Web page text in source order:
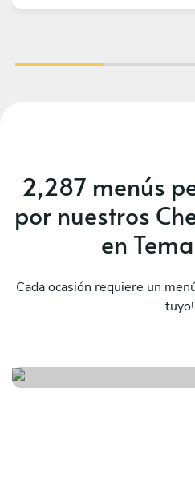
2,287 menús
por nuestros
en
Cada ocasión requiere un
tuyo!